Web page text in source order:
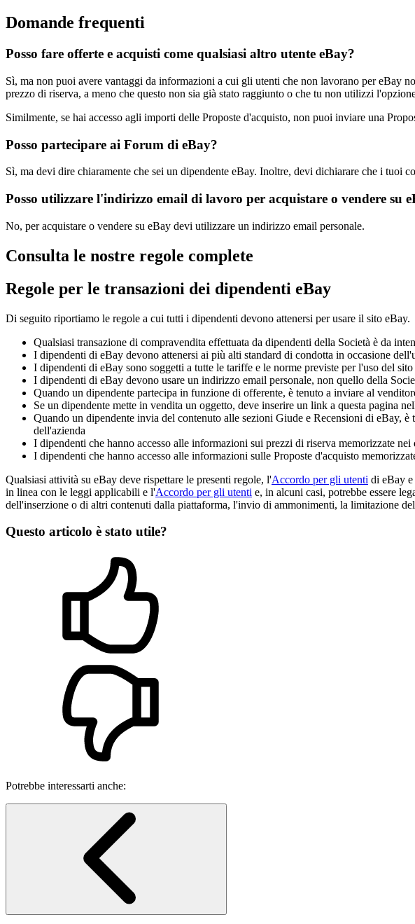
Domande frequenti
Posso fare offerte e acquisti come qualsiasi altro utente eBay?
Sì, ma non puoi avere vantaggi da informazioni a cui gli utenti che non lavorano per eBay
prezzo di riserva, a meno che questo non sia già stato raggiunto o che tu non utilizzi
Similmente, se hai accesso agli importi delle Proposte d'acquisto, non puoi inviare una
Posso partecipare ai Forum di eBay?
Sì, ma devi dire chiaramente che sei un dipendente eBay. Inoltre, devi dichiarare che i tuoi
Posso utilizzare l'indirizzo email di lavoro per acquistare o vendere su
No, per acquistare o vendere su eBay devi utilizzare un indirizzo email personale.
Consulta le nostre regole complete
Regole per le transazioni dei dipendenti eBay
Di seguito riportiamo le regole a cui tutti i dipendenti devono attenersi per usare il sito eBay.
Qualsiasi transazione di compravendita effettuata da dipendenti della Società è da
I dipendenti di eBay devono attenersi ai più alti standard di condotta in occasione
I dipendenti di eBay sono soggetti a tutte le tariffe e le norme previste per l'uso del sito
I dipendenti di eBay devono usare un indirizzo email personale, non quello della
Quando un dipendente partecipa in funzione di offerente, è tenuto a inviare al
Se un dipendente mette in vendita un oggetto, deve inserire un link a questa pagina
Quando un dipendente invia del contenuto alle sezioni Giude e Recensioni di eBay,
dell'azienda
I dipendenti che hanno accesso alle informazioni sui prezzi di riserva memorizzate nei
I dipendenti che hanno accesso alle informazioni sulle Proposte d'acquisto
Qualsiasi attività su eBay deve rispettare le presenti regole, l'Accordo per gli utenti di eBay
in linea con le leggi applicabili e l'Accordo per gli utenti e, in alcuni casi, potrebbe essere
dell'inserzione o di altri contenuti dalla piattaforma, l'invio di ammonimenti, la limitazione
Questo articolo è stato utile?
Potrebbe interessarti anche: